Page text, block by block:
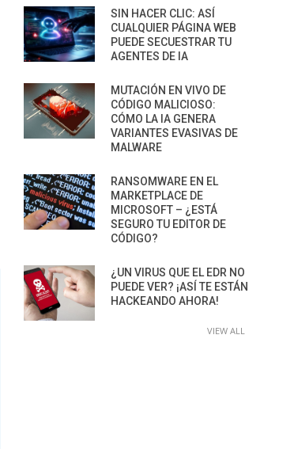
SIN HACER CLIC: ASÍ
CUALQUIER PÁGINA WEB
PUEDE SECUESTRAR TU
AGENTES DE IA
MUTACIÓN EN VIVO DE
CÓDIGO MALICIOSO:
CÓMO LA IA GENERA
VARIANTES EVASIVAS DE
MALWARE
RANSOMWARE EN EL
MARKETPLACE DE
MICROSOFT – ¿ESTÁ
SEGURO TU EDITOR DE
CÓDIGO?
¿UN VIRUS QUE EL EDR NO
PUEDE VER? ¡ASÍ TE ESTÁN
HACKEANDO AHORA!
VIEW ALL